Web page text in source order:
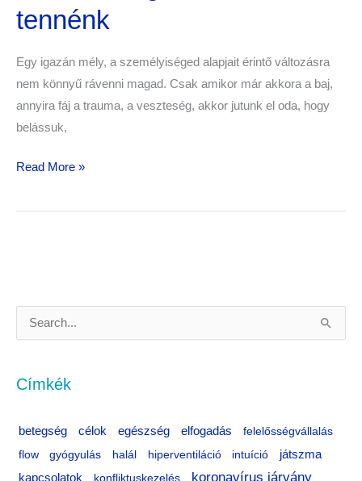
tennénk
Egy igazán mély, a személyiséged alapjait érintő változásra
nem könnyű rávenni magad. Csak amikor már akkora a baj,
annyira fáj a trauma, a veszteség, akkor jutunk el oda, hogy
belássuk,
Read More »
Címkék
betegség célok egészség elfogadás
felelősségvállalás
flow
gyógyulás halál hiperventiláció intuíció
játszma
kapcsolatok
konfliktuskezelés koronavírus járvány